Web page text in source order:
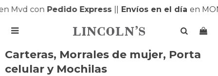
Mvd conPedido Express Envíos en el día en

Carteras, Morrales de mujer, Porta
celular y Mochilas